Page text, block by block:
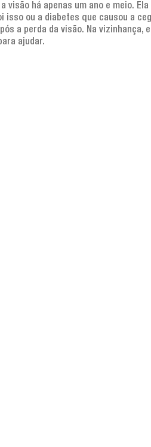
visão há apenas um ano e meio.
isso ou a diabetes que causou a
a perda da visão. Na
ajudar.